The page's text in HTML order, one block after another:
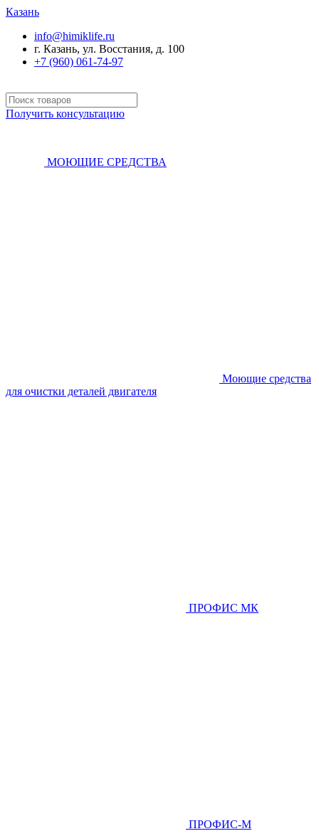
Казань
info@himiklife.ru
г. Казань, ул. Восстания, д. 100
+7 (960) 061-74-97
Получить консультацию
МОЮЩИЕ СРЕДСТВА
Моющие средства
для очистки деталей двигателя
ПРОФИС МК
ПРОФИС-М